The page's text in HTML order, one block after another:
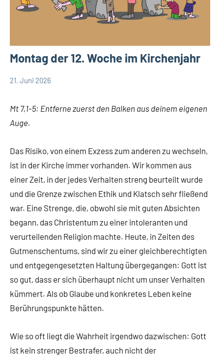
Montag der 12. Woche im Kirchenjahr
21. Juni 2026
Mt 7,1-5: Entferne zuerst den Balken aus deinem eigenen
Auge.
Das Risiko, von einem Exzess zum anderen zu wechseln,
ist in der Kirche immer vorhanden. Wir kommen aus
einer Zeit, in der jedes Verhalten streng beurteilt wurde
und die Grenze zwischen Ethik und Klatsch sehr fließend
war. Eine Strenge, die, obwohl sie mit guten Absichten
begann, das Christentum zu einer intoleranten und
verurteilenden Religion machte. Heute, in Zeiten des
Gutmenschentums, sind wir zu einer gleichberechtigten
und entgegengesetzten Haltung übergegangen: Gott ist
so gut, dass er sich überhaupt nicht um unser Verhalten
kümmert. Als ob Glaube und konkretes Leben keine
Berührungspunkte hätten.
Wie so oft liegt die Wahrheit irgendwo dazwischen: Gott
ist kein strenger Bestrafer, auch nicht der